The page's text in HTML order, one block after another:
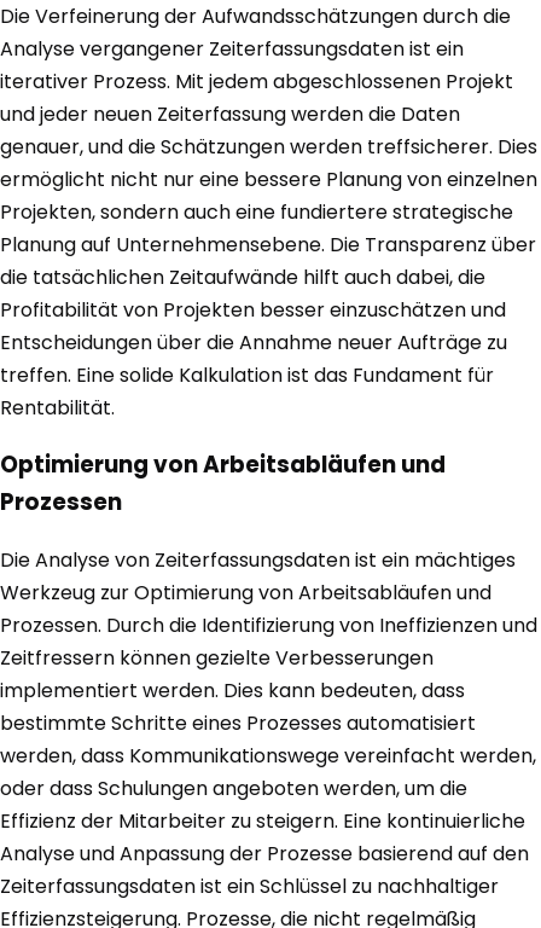
Die Verfeinerung der Aufwandsschätzungen durch die
Analyse vergangener Zeiterfassungsdaten ist ein
iterativer Prozess. Mit jedem abgeschlossenen Projekt
und jeder neuen Zeiterfassung werden die Daten
genauer, und die Schätzungen werden treffsicherer. Dies
ermöglicht nicht nur eine bessere Planung von einzelnen
Projekten, sondern auch eine fundiertere strategische
Planung auf Unternehmensebene. Die Transparenz über
die tatsächlichen Zeitaufwände hilft auch dabei, die
Profitabilität von Projekten besser einzuschätzen und
Entscheidungen über die Annahme neuer Aufträge zu
treffen. Eine solide Kalkulation ist das Fundament für
Rentabilität.
Optimierung von Arbeitsabläufen und
Prozessen
Die Analyse von Zeiterfassungsdaten ist ein mächtiges
Werkzeug zur Optimierung von Arbeitsabläufen und
Prozessen. Durch die Identifizierung von Ineffizienzen und
Zeitfressern können gezielte Verbesserungen
implementiert werden. Dies kann bedeuten, dass
bestimmte Schritte eines Prozesses automatisiert
werden, dass Kommunikationswege vereinfacht werden,
oder dass Schulungen angeboten werden, um die
Effizienz der Mitarbeiter zu steigern. Eine kontinuierliche
Analyse und Anpassung der Prozesse basierend auf den
Zeiterfassungsdaten ist ein Schlüssel zu nachhaltiger
Effizienzsteigerung. Prozesse, die nicht regelmäßig